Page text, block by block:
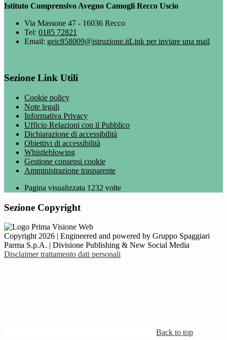
Istituto Comprensivo Avegno Camogli Recco Uscio
Via Massone 47 - 16036 Recco
Tel: 0185 72821
Email: geic858009@istruzione.itLink per inviare una mail
Sezione Link Utili
Cookie policy
Note legali
Informativa Privacy
Ufficio Relazioni con il Pubblico
Dichiarazione di accessibilità
Obiettivi di accessibilità
Whistleblowing
Gestione consensi cookie
Amministrazione trasparente
Pagina visualizzata 1232 volte
Sezione Copyright
Copyright 2026 | Engineered and powered by Gruppo Spaggiari
Parma S.p.A. | Divisione Publishing & New Social Media
Disclaimer trattamento dati personali
Back to top